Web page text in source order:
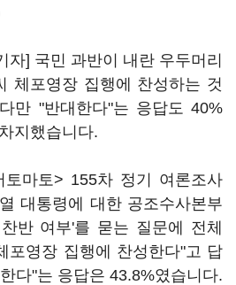
자] 국민 과반이 내란 우두머리
체포영장 집행에 찬성하는 것
만 "반대한다"는 응답도 40%
지했습니다.
토마토> 155차 정기 여론조사
대통령에 대한 공조수사본부
반 여부'를 묻는 질문에 전체
포영장 집행에 찬성한다"고 답
다"는 응답은 43.8%였습니다.